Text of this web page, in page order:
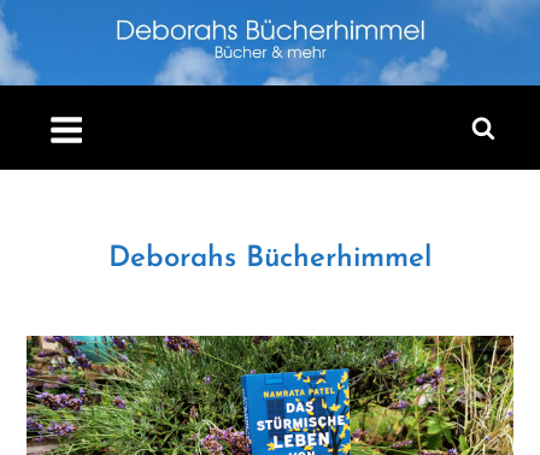
Skip
to
content
Deborahs Bücherhimmel